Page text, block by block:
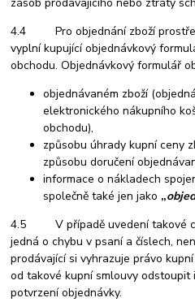
4.4 Pro objednání zboží
vyplní kupující objednávkový
obchodu. Objednávkový formulář
objednávaném zboží
elektronického nákupního
obchodu),
způsobu úhrady kupní ceny
způsobu doručení
informace o nákladech
společně také jen jako „
4.5 V případě uvedení takové
jedná o chybu v psaní a číslech,
prodávající si vyhrazuje právo
od takové kupní smlouvy odstoupit
potvrzení objednávky.